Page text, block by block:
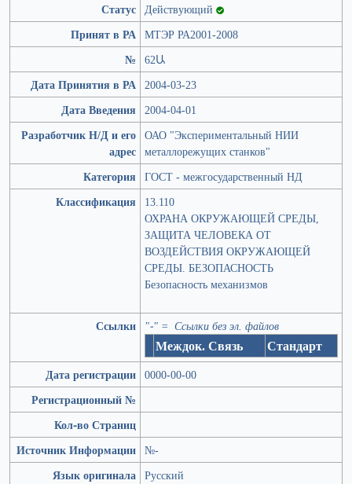
Статус Действующий
Принят в РА МТЭР РА2001-2008
№
62Ա
Дата Принятия в РА 2004-03-23
Дата Введения
2004-04-01
Разработчик Н/Д и его
адрес
ОАО "Экспериментальный НИИ
металлорежущих станков"
Категория
ГОСТ - межгосударственный НД
Классификация
13.110
ОХРАНА ОКРУЖАЮЩЕЙ СРЕДЫ,
ЗАЩИТА ЧЕЛОВЕКА ОТ
ВОЗДЕЙСТВИЯ ОКРУЖАЮЩЕЙ
СРЕДЫ. БЕЗОПАСНОСТЬ
Безопасность механизмов
Ссылки "-" = Ссылки без эл. файлов
Междок. Связь Стандарт
Дата регистрации 0000-00-00
Регистрационный №
Кол-во Страниц
Источник Информации №-
Язык оригинала Русский